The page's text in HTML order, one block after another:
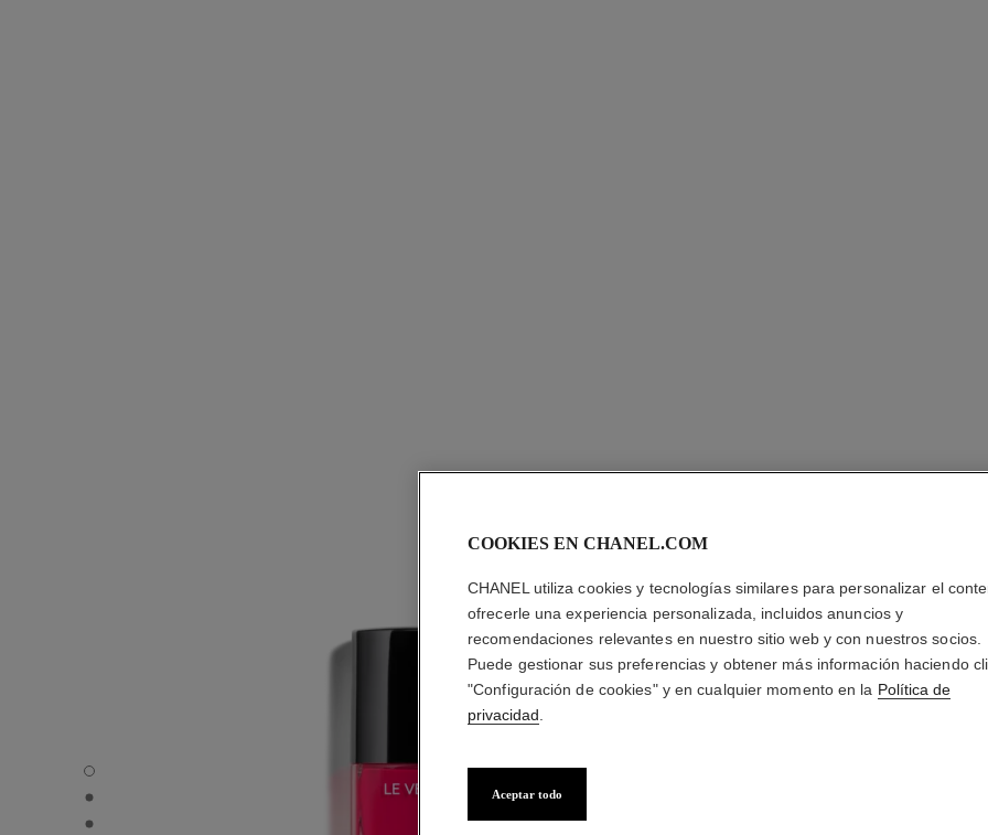
LE VERNIS - Vista por defecto
LE VERNIS - Vista alternativa 1
LE VERNIS - Vista alternativa 2
Larga Duración
Más información
Ref. 179143
COOKIES EN CHANEL.COM
CHANEL utiliza cookies y tecnologías similares para personalizar el
ofrecerle una experiencia personalizada, incluidos anuncios y
recomendaciones relevantes en nuestro sitio web y con nuestros socios.
Puede gestionar sus preferencias y obtener más información haciendo
"Configuración de cookies" y en cualquier momento en la Política de
privacidad
Aceptar todo